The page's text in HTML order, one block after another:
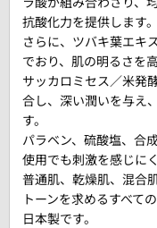
抗酸化力を提供します。
さらに、ツバキ葉エキ
でおり、肌の明るさを
サッカロミセス／米発
合し、深い潤いを与え
す。
パラベン、硫酸塩、合
使用でも刺激を感じに
普通肌、乾燥肌、混合
トーンを求めるすべて
日本製です。